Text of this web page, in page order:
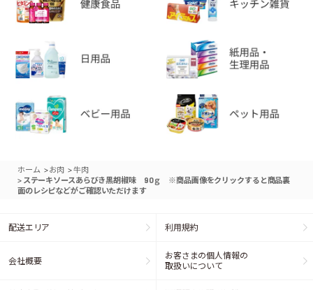
ホーム >お肉 >牛肉
> ステーキソースあらびき黒胡椒味 90ｇ ※商品画像をクリックすると商品裏
面のレシピなどがご確認いただけます
配送エリア 利用規約
会社概要
お客さまの個人情報の
取扱いについて